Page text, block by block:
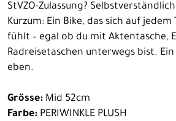
StVZO-Zulassung?
Kurzum: Ein Bike, das sich auf
fühlt – egal ob du mit Aktentasche,
Radreisetaschen unterwegs bist.
eben.
Grösse: Mid 52cm
Farbe: PERIWINKLE PLUSH